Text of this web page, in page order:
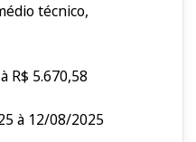
técnico,
R$ 5.670,58
à 12/08/2025